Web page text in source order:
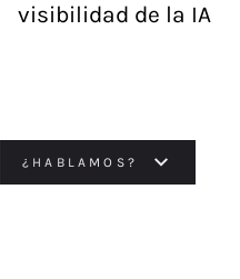
visibilidad de la IA
¿HABLAMOS?